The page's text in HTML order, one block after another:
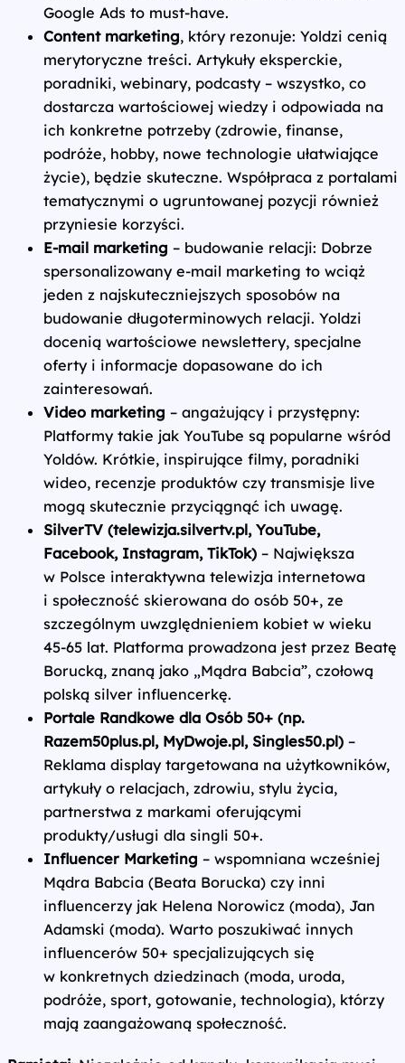
Google Ads to must-have.
Content marketing, który rezonuje: Yoldzi cenią
merytoryczne treści. Artykuły eksperckie,
poradniki, webinary, podcasty – wszystko, co
dostarcza wartościowej wiedzy i odpowiada na
ich konkretne potrzeby (zdrowie, finanse,
podróże, hobby, nowe technologie ułatwiające
życie), będzie skuteczne. Współpraca z portalami
tematycznymi o ugruntowanej pozycji również
przyniesie korzyści.
E-mail marketing – budowanie relacji: Dobrze
spersonalizowany e‑mail marketing to wciąż
jeden z najskuteczniejszych sposobów na
budowanie długoterminowych relacji. Yoldzi
docenią wartościowe newslettery, specjalne
oferty i informacje dopasowane do ich
zainteresowań.
Video marketing – angażujący i przystępny:
Platformy takie jak YouTube są popularne wśród
Yoldów. Krótkie, inspirujące filmy, poradniki
wideo, recenzje produktów czy transmisje live
mogą skutecznie przyciągnąć ich uwagę.
SilverTV (telewizja.silvertv.pl, YouTube,
Facebook, Instagram, TikTok) – Największa
w Polsce interaktywna telewizja internetowa
i społeczność skierowana do osób 50+, ze
szczególnym uwzględnieniem kobiet w wieku
45-65 lat. Platforma prowadzona jest przez Beatę
Borucką, znaną jako „Mądra Babcia”, czołową
polską silver influencerkę.
Portale Randkowe dla Osób 50+ (np.
Razem50plus.pl, MyDwoje.pl, Singles50.pl) –
Reklama display targetowana na użytkowników,
artykuły o relacjach, zdrowiu, stylu życia,
partnerstwa z markami oferującymi
produkty/usługi dla singli 50+.
Influencer Marketing – wspomniana wcześniej
Mądra Babcia (Beata Borucka) czy inni
influencerzy jak Helena Norowicz (moda), Jan
Adamski (moda). Warto poszukiwać innych
influencerów 50+ specjalizujących się
w konkretnych dziedzinach (moda, uroda,
podróże, sport, gotowanie, technologia), którzy
mają zaangażowaną społeczność.